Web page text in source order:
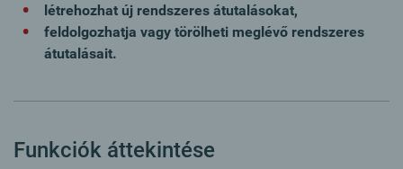
létrehozhat új rendszeres átutalásokat,
feldolgozhatja vagy törölheti meglévő rendszeres
átutalásait.
Funkciók áttekintése